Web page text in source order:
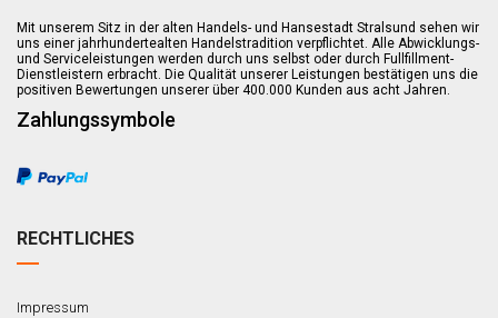
Mit unserem Sitz in der alten Handels- und Hansestadt Stralsund sehen wir
uns einer jahrhundertealten Handelstradition verpflichtet. Alle Abwicklungs-
und Serviceleistungen werden durch uns selbst oder durch Fullfillment-
Dienstleistern erbracht. Die Qualität unserer Leistungen bestätigen uns die
positiven Bewertungen unserer über 400.000 Kunden aus acht Jahren.
Zahlungssymbole
RECHTLICHES
Impressum